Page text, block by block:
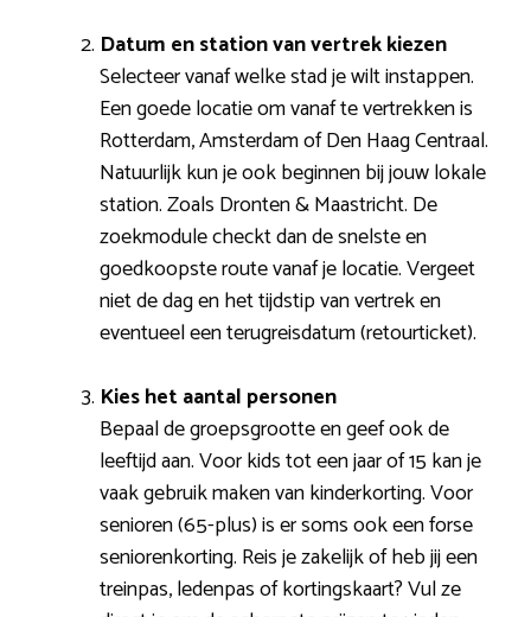
Datum en station van vertrek kiezen
Selecteer vanaf welke stad je wilt instappen.
Een goede locatie om vanaf te vertrekken is
Rotterdam, Amsterdam of Den Haag Centraal.
Natuurlijk kun je ook beginnen bij jouw lokale
station. Zoals Dronten & Maastricht. De
zoekmodule checkt dan de snelste en
goedkoopste route vanaf je locatie. Vergeet
niet de dag en het tijdstip van vertrek en
eventueel een terugreisdatum (retourticket).
Kies het aantal personen
Bepaal de groepsgrootte en geef ook de
leeftijd aan. Voor kids tot een jaar of 15 kan je
vaak gebruik maken van kinderkorting. Voor
senioren (65-plus) is er soms ook een forse
seniorenkorting. Reis je zakelijk of heb jij een
treinpas, ledenpas of kortingskaart? Vul ze